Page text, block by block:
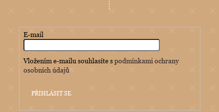
E-mail
Vložením e-mailu souhlasíte spodmínkami ochrany
osobních údajů
PŘIHLÁSIT SE